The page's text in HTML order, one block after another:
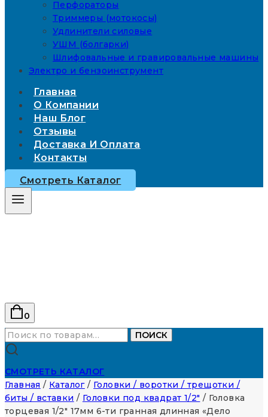
Перфораторы
Триммеры (мотокосы)
Удлинители силовые
УШМ (болгарки)
Шлифовальные и гравировальные машины
Электро и бензоинструмент
Главная
О Компании
Наш Блог
Отзывы
Доставка И Оплата
Контакты
Смотреть Каталог
0
Искать:
ПОИСК
СМОТРЕТЬ КАТАЛОГ
Главная / Каталог / Головки / воротки / трещотки /
биты / вставки / Головки под квадрат 1/2" / Головка
торцевая 1/2″ 17мм 6-ти гранная длинная «Дело